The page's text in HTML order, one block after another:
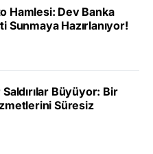
Hamlesi: Dev Banka
Sunmaya Hazırlanıyor!
Büyüyor: Bir
Süresiz